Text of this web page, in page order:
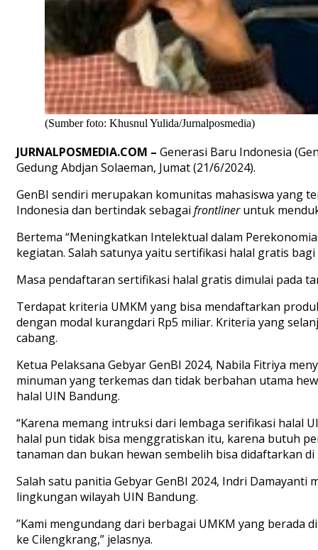
(Sumber foto: Khusnul Yulida/Jurnalposmedia)
JURNALPOSMEDIA.COM – Generasi Baru Indonesia
Gedung Abdjan Solaeman, Jumat (21/6/2024).
GenBI sendiri merupakan komunitas mahasiswa yang
Indonesia dan bertindak sebagai frontlineruntuk
Bertema “Meningkatkan Intelektual dalam
kegiatan. Salah satunya yaitu sertifikasi halal gratis
Masa pendaftaran sertifikasi halal gratis dimulai pada
Terdapat kriteria UMKM yang bisa mendaftarkan
dengan modal kurangdari Rp5 miliar. Kriteria yang
cabang.
Ketua Pelaksana Gebyar GenBI 2024, Nabila Fitriya
minuman yang terkemas dan tidak berbahan utama
halal UIN Bandung.
“Karena memang intruksi dari lembaga serifikasi halal
halal pun tidak bisa menggratiskan itu, karena butuh
tanaman dan bukan hewan sembelih bisa didaftarkan
Salah satu panitia Gebyar GenBI 2024, Indri
lingkungan wilayah UIN Bandung.
”Kami mengundang dari berbagai UMKM yang berada
ke Cilengkrang,” jelasnya.